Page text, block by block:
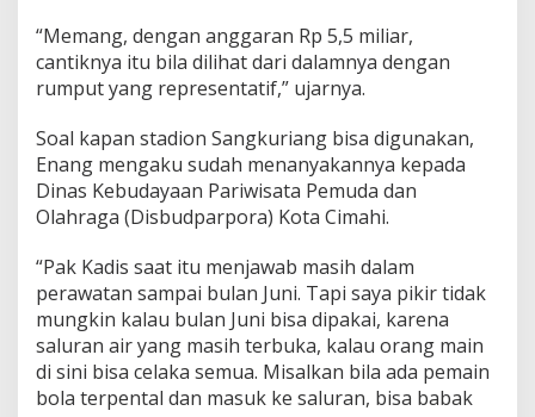
“Memang, dengan anggaran Rp 5,5 miliar,
cantiknya itu bila dilihat dari dalamnya dengan
rumput yang representatif,” ujarnya.
Soal kapan stadion Sangkuriang bisa digunakan,
Enang mengaku sudah menanyakannya kepada
Dinas Kebudayaan Pariwisata Pemuda dan
Olahraga (Disbudparpora) Kota Cimahi.
“Pak Kadis saat itu menjawab masih dalam
perawatan sampai bulan Juni. Tapi saya pikir tidak
mungkin kalau bulan Juni bisa dipakai, karena
saluran air yang masih terbuka, kalau orang main
di sini bisa celaka semua. Misalkan bila ada pemain
bola terpental dan masuk ke saluran, bisa babak